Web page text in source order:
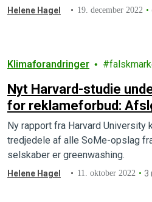
Helene Hagel 19. december 2022
Klimaforandringer
Nyt Harvard-studie
for reklameforbud:
greenwashing på
Ny rapport fra Harvard University
tredjedele af alle SoMe-opslag
selskaber er greenwashing.
Helene Hagel 11. oktober 2022 3